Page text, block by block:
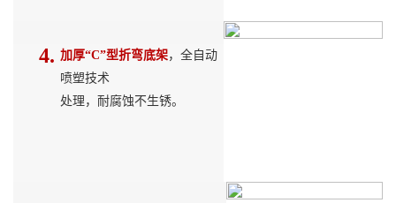
4. 加厚“C”型折弯底架，全自动
喷塑技术
处理，耐腐蚀不生锈。